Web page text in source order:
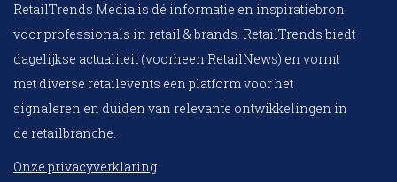
RetailTrends Media is dé informatie en inspiratiebron
voor professionals in retail & brands. RetailTrends biedt
dagelijkse actualiteit (voorheen RetailNews) en vormt
met diverse retailevents een platform voor het
signaleren en duiden van relevante ontwikkelingen in
de retailbranche.
Onze privacyverklaring